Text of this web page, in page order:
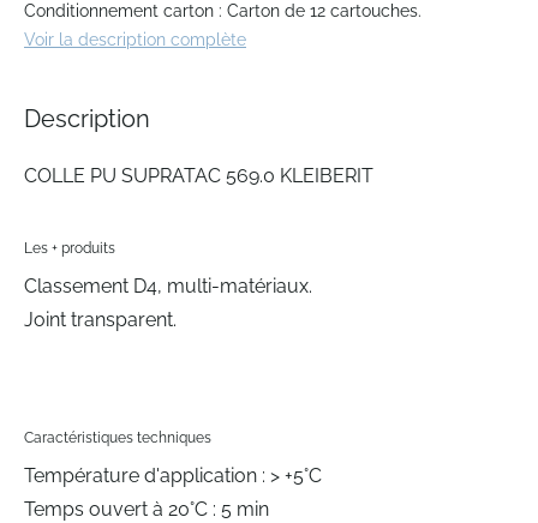
Conditionnement carton : Carton de 12 cartouches.
Voir la description complète
Description
COLLE PU SUPRATAC 569.0 KLEIBERIT
Les + produits
Classement D4, multi-matériaux.
Joint transparent.
Caractéristiques techniques
Température d'application : > +5°C
Temps ouvert à 20°C : 5 min